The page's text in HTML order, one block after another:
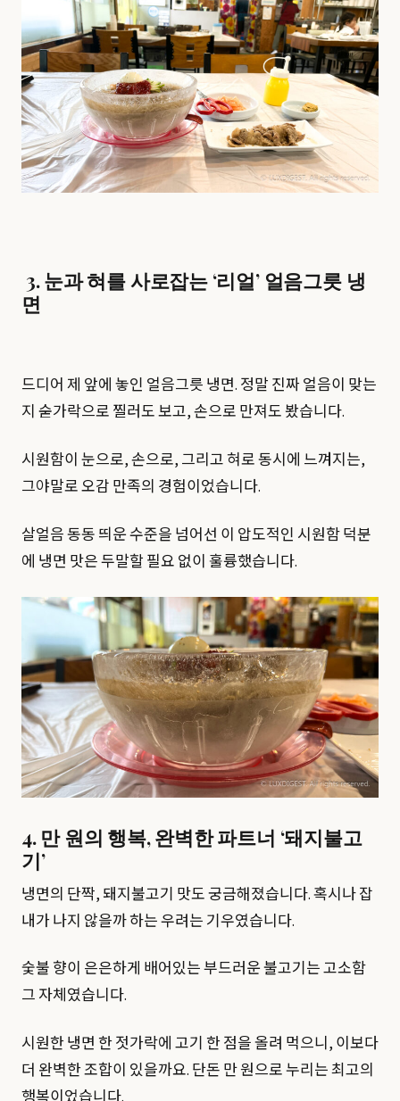
3. 눈과 혀를 사로잡는 ‘리얼’ 얼음그릇 냉
면
드디어 제 앞에 놓인 얼음그릇 냉면. 정말 진짜 얼음이 맞는
지 숟가락으로 찔러도 보고, 손으로 만져도 봤습니다.
시원함이 눈으로, 손으로, 그리고 혀로 동시에 느껴지는,
그야말로 오감 만족의 경험이었습니다.
살얼음 동동 띄운 수준을 넘어선 이 압도적인 시원함 덕분
에 냉면 맛은 두말할 필요 없이 훌륭했습니다.
4. 만 원의 행복, 완벽한 파트너 ‘돼지불고
기’
냉면의 단짝, 돼지불고기 맛도 궁금해졌습니다. 혹시나 잡
내가 나지 않을까 하는 우려는 기우였습니다.
숯불 향이 은은하게 배어있는 부드러운 불고기는 고소함
그 자체였습니다.
시원한 냉면 한 젓가락에 고기 한 점을 올려 먹으니, 이보다
더 완벽한 조합이 있을까요. 단돈 만 원으로 누리는 최고의